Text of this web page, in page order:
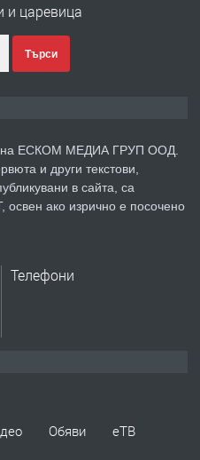
преди 2 години
уроци по
покриви
и царевица
Търси
на ЕСКОМ МЕДИА ГРУП ООД.
и други текстови,
в сайта, са
освен ако изрично е посочено
Телефони
Обяви
еТВ